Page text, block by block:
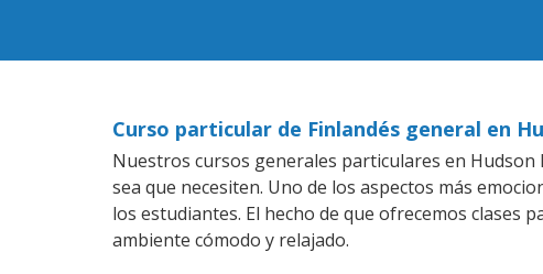
Curso particular de Finlandés general en
Nuestros cursos generales particulares en Hudson
sea que necesiten. Uno de los aspectos más
los estudiantes. El hecho de que ofrecemos clases
ambiente cómodo y relajado.